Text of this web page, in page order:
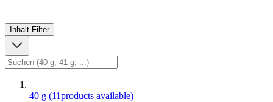
Inhalt Filter
40 g (11products available)